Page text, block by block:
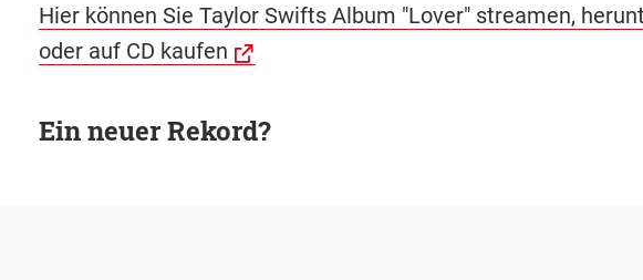
Hier können Sie Taylor Swifts Album "Lover" streamen,
oder auf CD kaufen
Ein neuer Rekord?